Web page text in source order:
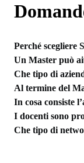
Perché scegliere
Un Master può
Che tipo di
Al termine del
In cosa consiste
I docenti sono
Che tipo di